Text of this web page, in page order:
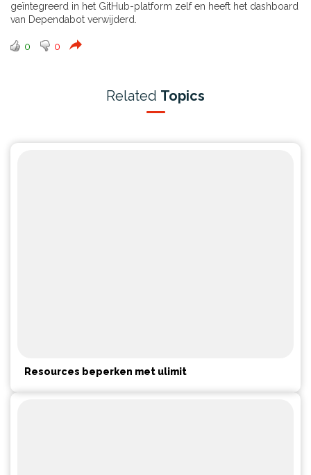
geïntegreerd in het GitHub-platform zelf en heeft het dashboard
van Dependabot verwijderd.
0 0
Related Topics
Resources beperken met ulimit